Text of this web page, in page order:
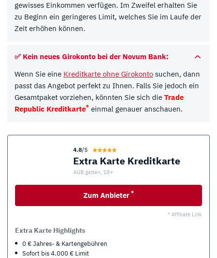
gewisses Einkommen verfügen. Im Zweifel erhalten Sie
zu Beginn ein geringeres Limit, welches Sie im Laufe der
Zeit erhöhen können.
✅ Kein neues Girokonto bei der Novum Bank:
Wenn Sie eine Kreditkarte ohne Girokonto suchen, dann
passt das Angebot perfekt zu Ihnen. Falls Sie jedoch ein
Gesamtpaket vorziehen, könnten Sie sich die Trade
Republic Kreditkarte* einmal genauer anschauen.
4.8/5
Extra Karte Kreditkarte
AGB gelten, 18+
Zum Anbieter *
* Affiliate Link
Extra Karte Highlights
0 € Jahres- & Kartengebühren
Sofort bis 4.000 € Limit